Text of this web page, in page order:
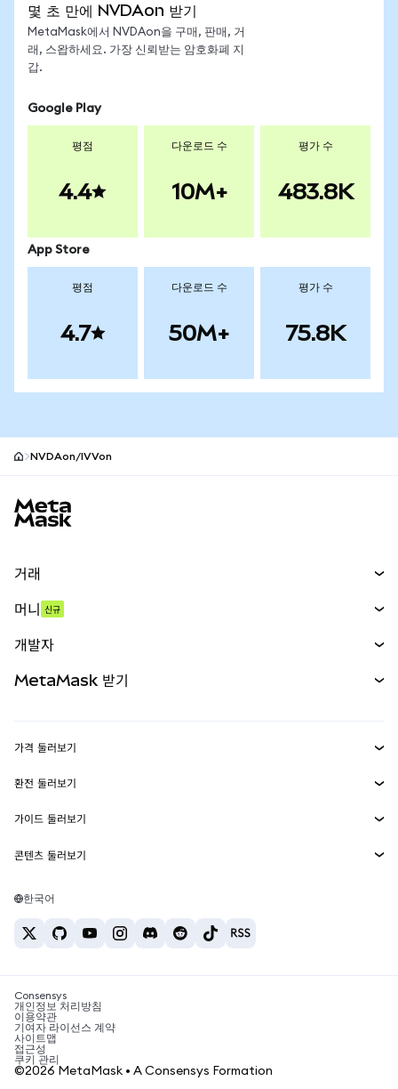
몇 초 만에 NVDAon 받기
MetaMask에서 NVDAon을 구매, 판매, 거
래, 스왑하세요. 가장 신뢰받는 암호화폐 지
갑.
Google Play
평점
4.4
다운로드 수
10M+
평가 수
483.8K
App Store
평점
4.7
다운로드 수
50M+
평가 수
75.8K
NVDAon/IVVon
거래
무기한 선물
실물자산
머니 신규
개발자
MetaMask Connect
Snaps
웹3 서비스
MetaMask 받기
보안
고객 지원
채용
가격 둘러보기
이더리움 가격
솔라나 가격
테더 가격
환전 둘러보기
ETH를 USD로 환전
USDT를 INR로 환전
BTC를 INR로 환전
ETH를 USDT로 환전
가이드 둘러보기
ETH 매수
USDT 매수
SHIB 매수
BNB 매수
콘텐츠 둘러보기
솔라나 지갑
암호화폐 세금 뉴스
암호화폐 매수 방법
비트코인 매도 방법
한국어
Consensys
개인정보 처리방침
이용약관
기여자 라이선스 계약
사이트맵
접근성
쿠키 관리
©2026 MetaMask • A Consensys Formation